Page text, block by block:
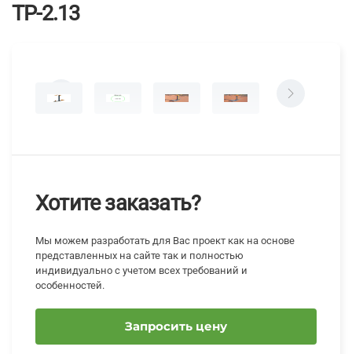
ТР-2.13
Хотите заказать?
Мы можем разработать для Вас проект как на основе
представленных на сайте так и полностью
индивидуально с учетом всех требований и
особенностей.
Запросить цену